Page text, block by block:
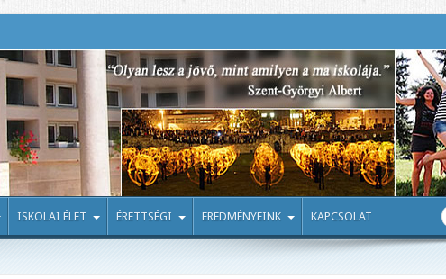
ISKOLAI ÉLET ÉRETTSÉGI EREDMÉNYEINK KAPCSOLAT